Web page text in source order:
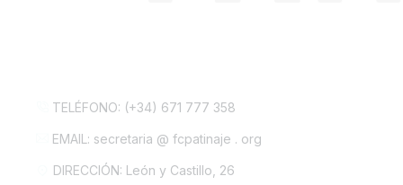
TELÉFONO: (+34) 671 777 358
EMAIL: secretaria @ fcpatinaje . org
DIRECCIÓN: León y Castillo, 26